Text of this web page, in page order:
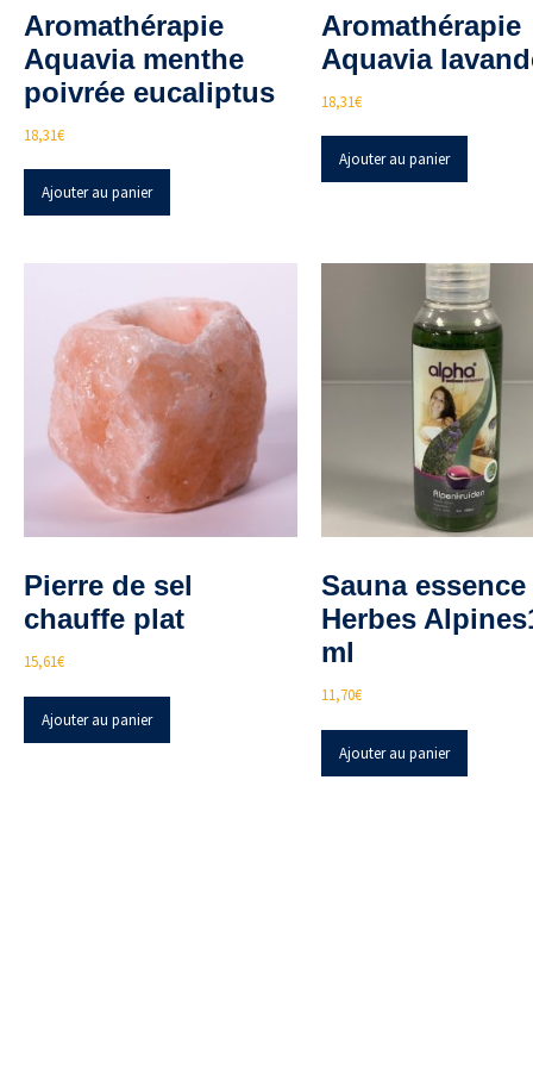
Aromathérapie
Aquavia menthe
poivrée eucaliptus
18,31€
Ajouter au panier
Aromathérapie
Aquavia
18,31€
Ajouter au panier
Pierre de sel
chauffe plat
15,61€
Ajouter au panier
Sauna essence
Herbes
ml
11,70€
Ajouter au panier